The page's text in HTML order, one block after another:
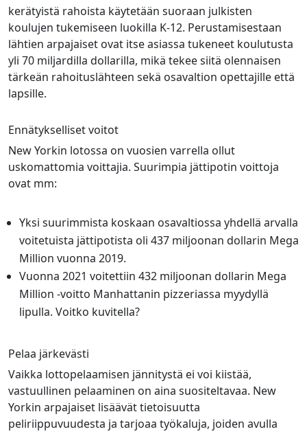
kerätyistä rahoista käytetään suoraan julkisten
koulujen tukemiseen luokilla K-12. Perustamisestaan
lähtien arpajaiset ovat itse asiassa tukeneet koulutusta
yli 70 miljardilla dollarilla, mikä tekee siitä olennaisen
tärkeän rahoituslähteen sekä osavaltion opettajille että
lapsille.
Ennätykselliset voitot
New Yorkin lotossa on vuosien varrella ollut
uskomattomia voittajia. Suurimpia jättipotin voittoja
ovat mm:
Yksi suurimmista koskaan osavaltiossa yhdellä arvalla
voitetuista jättipotista oli 437 miljoonan dollarin Mega
Million vuonna 2019.
Vuonna 2021 voitettiin 432 miljoonan dollarin Mega
Million -voitto Manhattanin pizzeriassa myydyllä
lipulla. Voitko kuvitella?
Pelaa järkevästi
Vaikka lottopelaamisen jännitystä ei voi kiistää,
vastuullinen pelaaminen on aina suositeltavaa. New
Yorkin arpajaiset lisäävät tietoisuutta
peliriippuvuudesta ja tarjoaa työkaluja, joiden avulla